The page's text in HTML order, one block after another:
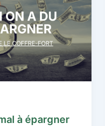
à épargner